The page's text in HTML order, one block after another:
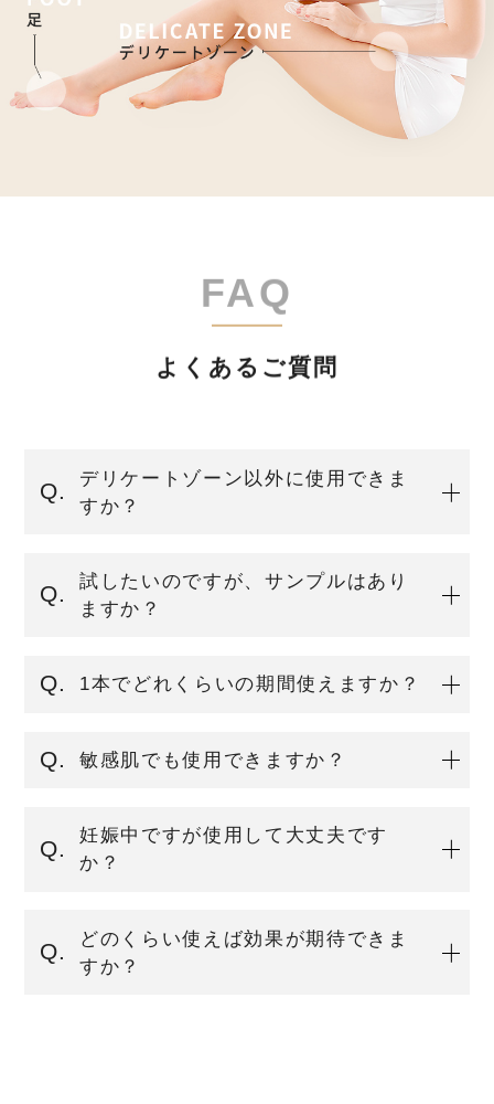
よくあるご質問
デリケートゾーン以外に使用できま
すか？
試したいのですが、サンプルはあり
ますか？
1本でどれくらいの期間使えますか？
敏感肌でも使用できますか？
妊娠中ですが使用して大丈夫です
か？
どのくらい使えば効果が期待できま
すか？